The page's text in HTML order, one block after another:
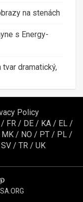
na stenách
s Energy-
dramatický,
Policy
/ FR/ DE/ KA/ EL/
MK/ NO / PT/ PL/
SV / TR / UK